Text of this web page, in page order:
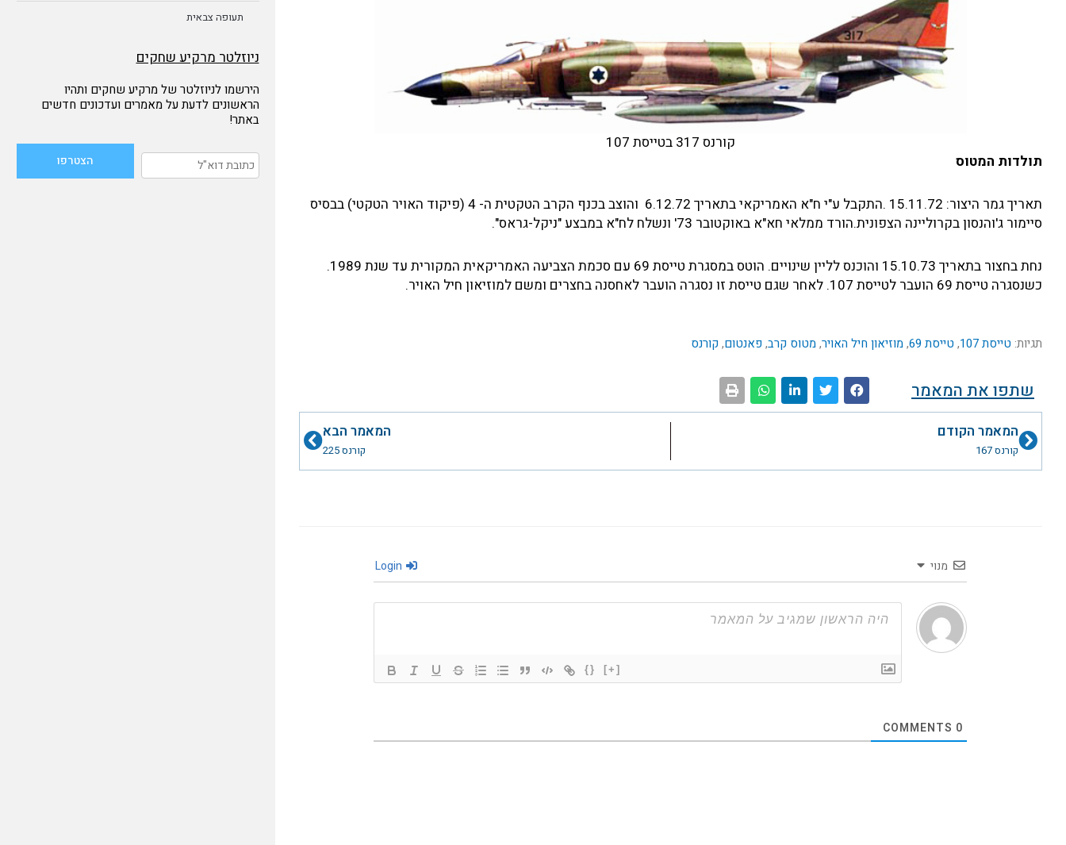
קורנס 317 בטייסת 107
תולדות המטוס
תאריך גמר היצור: 15.11.72 .התקבל ע"י ח"א האמריקאי בתאריך 6.12.72 והוצב בכנף הקרב הטקטית ה- 4 (פיקוד האויר הטקטי) בבסיס
סיימור ג'והנסון בקרוליינה הצפונית.הורד ממלאי חא"א באוקטובר 73' ונשלח לח"א במבצע "ניקל-גראס".
נחת בחצור בתאריך 15.10.73 והוכנס לליין שינויים. הוטס במסגרת טייסת 69 עם סכמת הצביעה האמריקאית המקורית עד שנת 1989.
כשנסגרה טייסת 69 הועבר לטייסת 107. לאחר שגם טייסת זו נסגרה הועבר לאחסנה בחצרים ומשם למוזיאון חיל האויר.
תגיות: טייסת 107 , טייסת 69 ,מוזיאון חיל האויר,מטוס קרב, פאנטום, קורנס
שתפו את המאמר
קודםהמאמר הקודם
קורנס 167
המאמר הבא
קורנס 225
הבא
מנוי
{} [+]
0
תעופה צבאית
ניוזלטר מרקיע שחקים
הירשמו לניוזלטר של מרקיע שחקים ותהיו
הראשונים לדעת על מאמרים ועדכונים חדשים
באתר!